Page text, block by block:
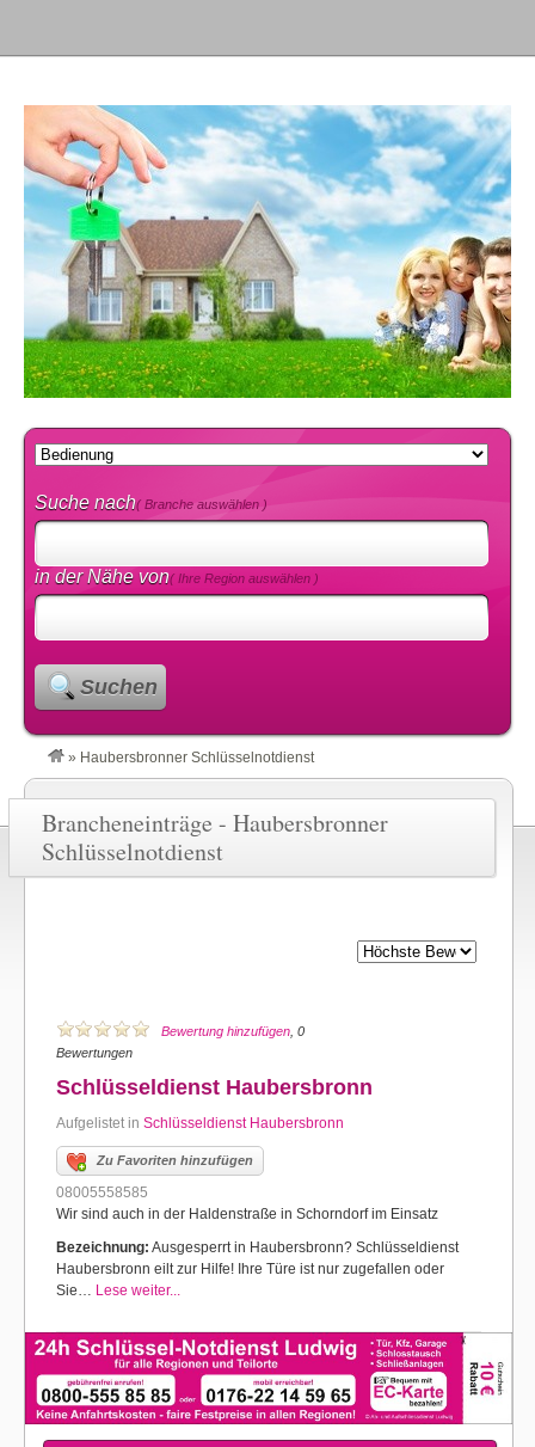
Suche nach( Branche auswählen )
in der Nähe von( Ihre Region auswählen )
Suchen
» Haubersbronner Schlüsselnotdienst
Brancheneinträge - Haubersbronner
Schlüsselnotdienst
Bewertung hinzufügen , 0
Bewertungen
Schlüsseldienst Haubersbronn
Aufgelistet in Schlüsseldienst Haubersbronn
Zu Favoriten hinzufügen
08005558585
Wir sind auch in der Haldenstraße in Schorndorf im Einsatz
Bezeichnung: Ausgesperrt in Haubersbronn? Schlüsseldienst
Haubersbronn eilt zur Hilfe! Ihre Türe ist nur zugefallen oder
Sie… Lese weiter...